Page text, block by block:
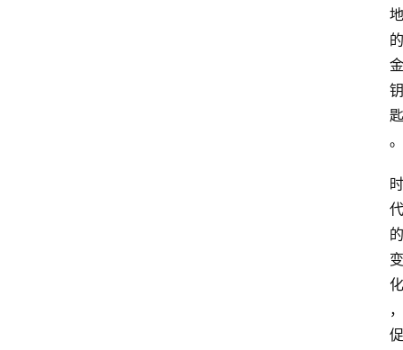
地
的
金
钥
匙
。
时
代
的
变
化
，
促